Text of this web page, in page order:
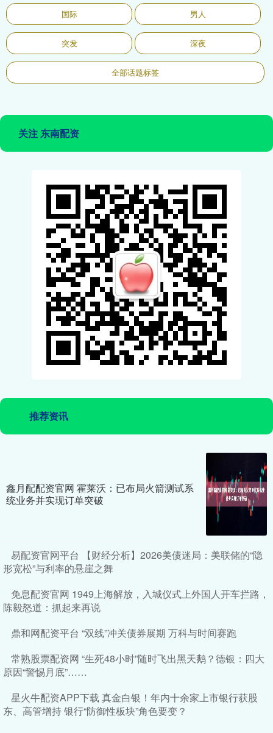
国际 男人
突发 深夜
全部话题标签
关注 东南配资
推荐资讯
鑫月配配资官网 霍莱沃：已布局火箭测试系
统业务并实现订单突破
易配资官网平台 【财经分析】2026美债迷局：美联储的“隐
形宽松”与利率的悬崖之舞
免息配资官网 1949上海解放，入城仪式上外国人开车拦路，
陈毅怒道：抓起来再说
鼎和网配资平台 “双线”冲关债券展期 万科与时间赛跑
常熟股票配资网 “生死48小时”随时飞出黑天鹅？德银：四大
原因“警惕月底”……
星火牛配资APP下载 真金白银！年内十余家上市银行获股
东、高管增持 银行“防御性板块”角色要变？